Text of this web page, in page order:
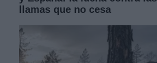
llamas que no cesa